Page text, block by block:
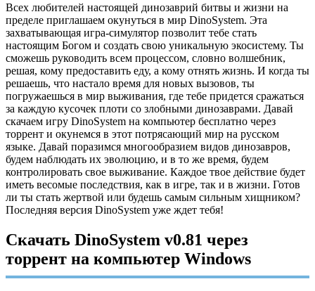
Всех любителей настоящей динозаврий битвы и жизни на
пределе приглашаем окунуться в мир DinoSystem. Эта
захватывающая игра-симулятор позволит тебе стать
настоящим Богом и создать свою уникальную экосистему. Ты
сможешь руководить всем процессом, словно волшебник,
решая, кому предоставить еду, а кому отнять жизнь. И когда ты
решаешь, что настало время для новых вызовов, ты
погружаешься в мир выживания, где тебе придется сражаться
за каждую кусочек плоти со злобными динозаврами. Давай
скачаем игру DinoSystem на компьютер бесплатно через
торрент и окунемся в этот потрясающий мир на русском
языке. Давай поразимся многообразием видов динозавров,
будем наблюдать их эволюцию, и в то же время, будем
контролировать свое выживание. Каждое твое действие будет
иметь весомые последствия, как в игре, так и в жизни. Готов
ли ты стать жертвой или будешь самым сильным хищником?
Последняя версия DinoSystem уже ждет тебя!
Скачать DinoSystem v0.81 через
торрент на компьютер Windows